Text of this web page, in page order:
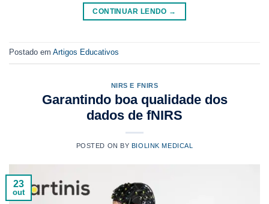
CONTINUAR LENDO →
Postado em Artigos Educativos
NIRS E FNIRS
Garantindo boa qualidade dos
dados de fNIRS
POSTED ON BY BIOLINK MEDICAL
23
out